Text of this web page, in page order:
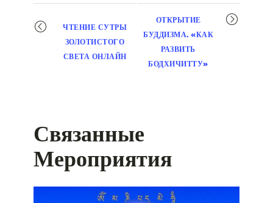
Мероприятие
навигация
ЧТЕНИЕ СУТРЫ
ЗОЛОТИСТОГО
СВЕТА ОНЛАЙН
ОТКРЫТИЕ
БУДДИЗМА. «КАК
РАЗВИТЬ
БОДХИЧИТТУ»
Связанные
Мероприятия